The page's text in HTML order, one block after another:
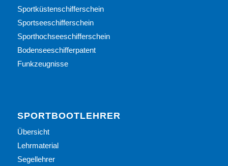
Sportküstenschifferschein
Sportseeschifferschein
Sporthochseeschifferschein
Bodenseeschifferpatent
Funkzeugnisse
SPORTBOOTLEHRER
Übersicht
Lehrmaterial
Segellehrer